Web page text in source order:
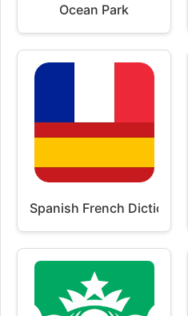
Ocean Park
Spanish French